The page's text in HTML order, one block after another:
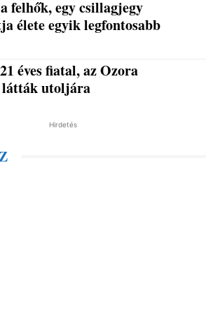
felhők, egy csillagjegy
élete egyik legfontosabb
éves fiatal, az Ozora
látták utoljára
Hirdetés